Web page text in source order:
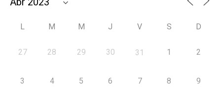
L M M J V S D
27 28 29 30 31 1 2
3 4 5 6 7 8 9